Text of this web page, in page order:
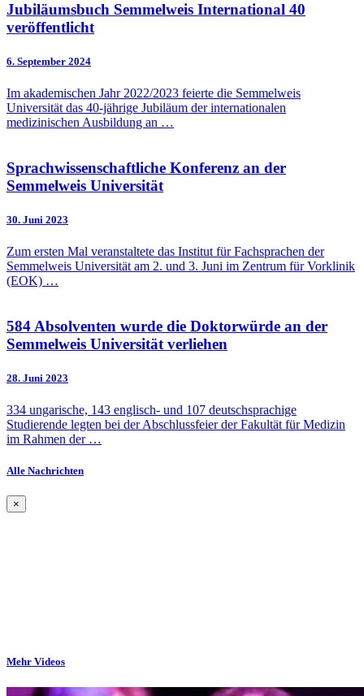
Jubiläumsbuch Semmelweis International 40
veröffentlicht
6. September 2024
Im akademischen Jahr 2022/2023 feierte die Semmelweis
Universität das 40-jährige Jubiläum der internationalen
medizinischen Ausbildung an …
Sprachwissenschaftliche Konferenz an der
Semmelweis Universität
30. Juni 2023
Zum ersten Mal veranstaltete das Institut für Fachsprachen der
Semmelweis Universität am 2. und 3. Juni im Zentrum für Vorklinik
(EOK) …
584 Absolventen wurde die Doktorwürde an der
Semmelweis Universität verliehen
28. Juni 2023
334 ungarische, 143 englisch- und 107 deutschsprachige
Studierende legten bei der Abschlussfeier der Fakultät für Medizin
im Rahmen der …
Alle Nachrichten
×
Mehr Videos